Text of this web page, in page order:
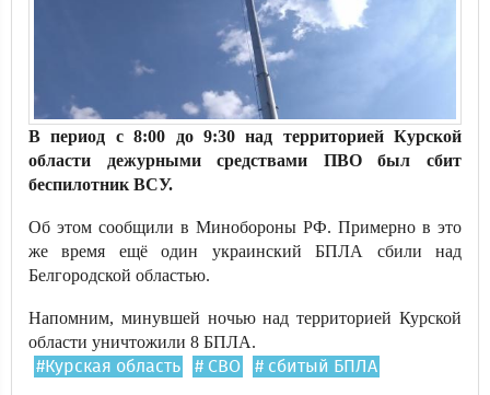
В период с 8:00 до 9:30 над территорией Курской
области дежурными средствами ПВО был сбит
беспилотник ВСУ.
Об этом сообщили в Минобороны РФ. Примерно в это
же время ещё один украинский БПЛА сбили над
Белгородской областью.
Напомним, минувшей ночью над территорией Курской
области уничтожили 8 БПЛА.
#Курская область # СВО # сбитый БПЛА